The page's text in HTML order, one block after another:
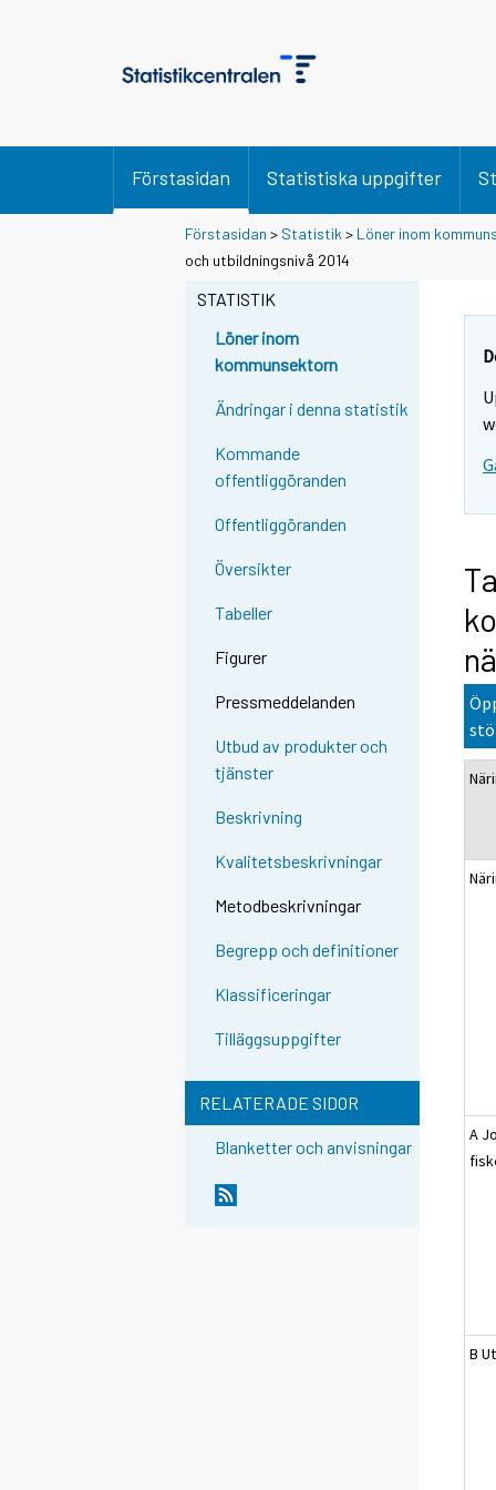
Förstasidan Statistiska uppgifter
Förstasidan > Statistik > Löner inom
och utbildningsnivå 2014
STATISTIK
Löner inom
kommunsektorn
Ändringar i denna statistik
Kommande
offentliggöranden
Offentliggöranden
Översikter
Tabeller
Figurer
Pressmeddelanden
Utbud av produkter och
tjänster
Beskrivning
Kvalitetsbeskrivningar
Metodbeskrivningar
Begrepp och definitioner
Klassificeringar
Tilläggsuppgifter
RELATERADE SIDOR
Blanketter och anvisningar
A
B